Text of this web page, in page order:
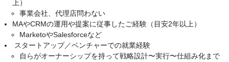
上）
事業会社、代理店問わない
MAやCRMの運用や提案に従事したご経験（目安2年以上）
MarketoやSalesforceなど
スタートアップ／ベンチャーでの就業経験
自らがオーナーシップを持って戦略設計〜実行〜仕組み化まで